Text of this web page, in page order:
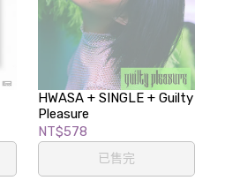
HWASA + SINGLE + Guilty
Pleasure
NT$578
已售完